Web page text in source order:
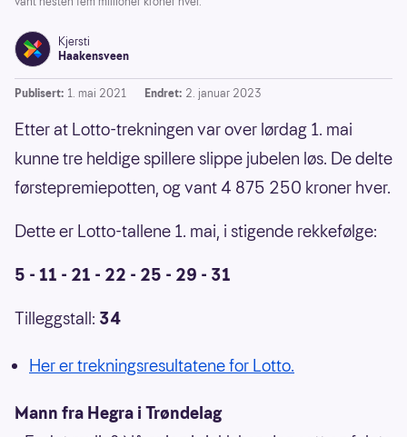
Kjersti
Haakensveen
Publisert: 1. mai 2021 Endret: 2. januar 2023
Etter at Lotto-trekningen var over lørdag 1. mai
kunne tre heldige spillere slippe jubelen løs. De delte
førstepremiepotten, og vant 4 875 250 kroner hver.
Dette er Lotto-tallene 1. mai, i stigende rekkefølge:
5 - 11 - 21 - 22 - 25 - 29 - 31
Tilleggstall: 34
Her er trekningsresultatene for Lotto.
Mann fra Hegra i Trøndelag